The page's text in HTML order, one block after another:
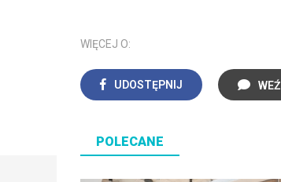
WIĘCEJ O:
UDOSTĘPNIJ
POLECANE